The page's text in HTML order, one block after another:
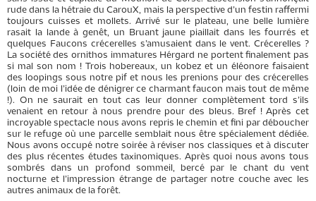
rude dans la hétraie du CarouX, mais la perspective d’un festin raffermi
toujours cuisses et mollets. Arrivé sur le plateau, une belle lumière
rasait la lande à genêt, un Bruant jaune piaillait dans les fourrés et
quelques Faucons crécerelles s’amusaient dans le vent. Crécerelles ?
La société des ornithos immatures Hérgard ne portent finalement pas
si mal son nom ! Trois hobereaux, un kobez et un éléonore faisaient
des loopings sous notre pif et nous les prenions pour des crécerelles
(loin de moi l’idée de dénigrer ce charmant faucon mais tout de même
!). On ne saurait en tout cas leur donner complètement tord s’ils
venaient en retour à nous prendre pour des bleus. Bref ! Après cet
incroyable spectacle nous avons repris le chemin et fini par déboucher
sur le refuge où une parcelle semblait nous être spécialement dédiée.
Nous avons occupé notre soirée à réviser nos classiques et à discuter
des plus récentes études taxinomiques. Après quoi nous avons tous
sombrés dans un profond sommeil, bercé par le chant du vent
nocturne et l’impression étrange de partager notre couche avec les
autres animaux de la forêt.